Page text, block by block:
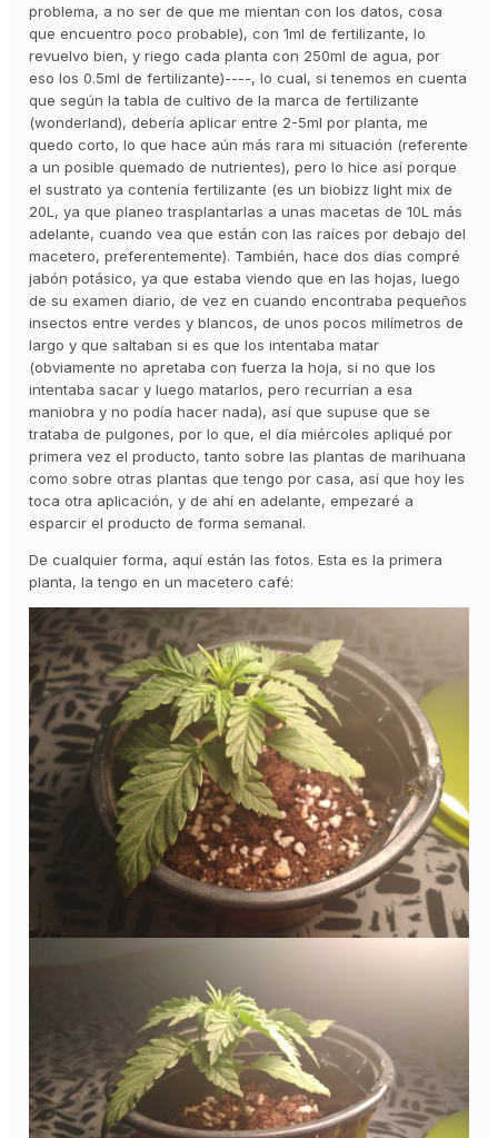
problema, a no ser de que me mientan con los datos, cosa
que encuentro poco probable), con 1ml de fertilizante, lo
revuelvo bien, y riego cada planta con 250ml de agua, por
eso los 0.5ml de fertilizante)----, lo cual, si tenemos en cuenta
que según la tabla de cultivo de la marca de fertilizante
(wonderland), debería aplicar entre 2-5ml por planta, me
quedo corto, lo que hace aún más rara mi situación (referente
a un posible quemado de nutrientes), pero lo hice así porque
el sustrato ya contenía fertilizante (es un biobizz light mix de
20L, ya que planeo trasplantarlas a unas macetas de 10L más
adelante, cuando vea que están con las raíces por debajo del
macetero, preferentemente). También, hace dos días compré
jabón potásico, ya que estaba viendo que en las hojas, luego
de su examen diario, de vez en cuando encontraba pequeños
insectos entre verdes y blancos, de unos pocos milímetros de
largo y que saltaban si es que los intentaba matar
(obviamente no apretaba con fuerza la hoja, si no que los
intentaba sacar y luego matarlos, pero recurrían a esa
maniobra y no podía hacer nada), así que supuse que se
trataba de pulgones, por lo que, el día miércoles apliqué por
primera vez el producto, tanto sobre las plantas de marihuana
como sobre otras plantas que tengo por casa, así que hoy les
toca otra aplicación, y de ahí en adelante, empezaré a
esparcir el producto de forma semanal.
De cualquier forma, aquí están las fotos. Esta es la primera
planta, la tengo en un macetero café: